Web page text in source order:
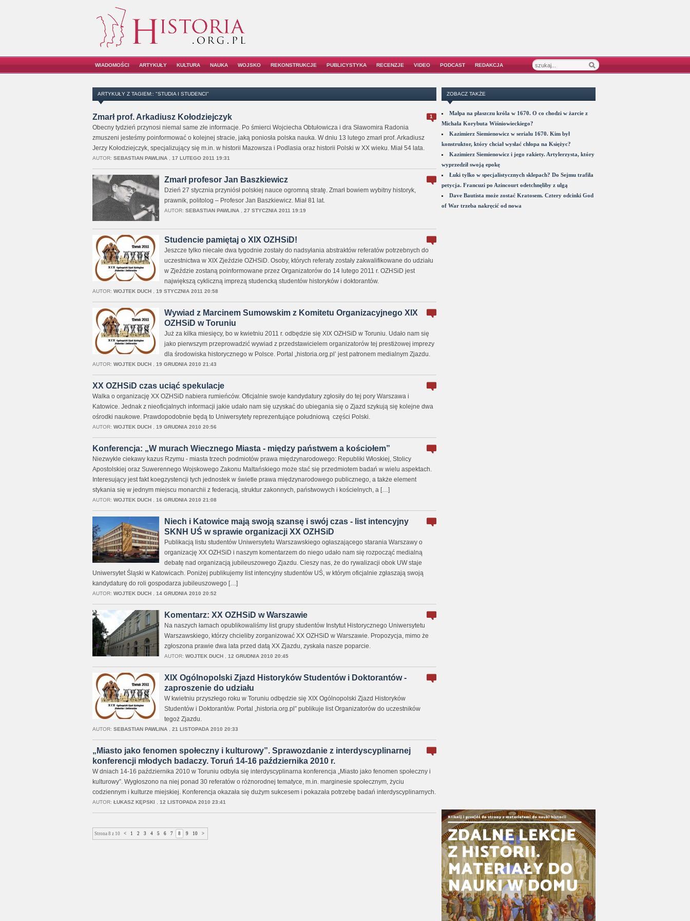
WIADOMOŚCI ARTYKUŁY KULTURA NAUKA WOJSKO REKONSTRUKCJE PUBLICYSTYKA RECENZJE VIDEO PODCAST REDAKCJA
ARTYKUŁY Z TAGIEM:: "STUDIA I STUDENCI"
1
Zmarł prof. Arkadiusz Kołodziejczyk
Obecny tydzień przynosi niemal same złe informacje. Po śmierci Wojciecha Obtułowicza i dra Sławomira Radonia
zmuszeni jesteśmy poinformować o kolejnej stracie, jaką poniosła polska nauka. W dniu 13 lutego zmarł prof. Arkadiusz
Jerzy Kołodziejczyk, specjalizujący się m.in. w historii Mazowsza i Podlasia oraz historii Polski w XX wieku. Miał 54 lata.
AUTOR: SEBASTIAN PAWLINA, 17 LUTEGO 2011 19:31
Zmarł profesor Jan Baszkiewicz
Dzień 27 stycznia przyniósł polskiej nauce ogromną stratę. Zmarł bowiem wybitny historyk,
prawnik, politolog – Profesor Jan Baszkiewicz. Miał 81 lat.
AUTOR: SEBASTIAN PAWLINA, 27 STYCZNIA 2011 19:19
Studencie pamiętaj o XIX OZHSiD!
Jeszcze tylko niecałe dwa tygodnie zostały do nadsyłania abstraktów referatów potrzebnych do
uczestnictwa w XIX Zjeździe OZHSiD. Osoby, których referaty zostały zakwalifikowane do udziału
w Zjeździe zostaną poinformowane przez Organizatorów do 14 lutego 2011 r. OZHSiD jest
największą cykliczną imprezą studencką studentów historyków i doktorantów.
AUTOR: WOJTEK DUCH, 19 STYCZNIA 2011 20:58
Wywiad z Marcinem Sumowskim z Komitetu Organizacyjnego XIX
OZHSiD w Toruniu
Już za kilka miesięcy, bo w kwietniu 2011 r. odbędzie się XIX OZHSiD w Toruniu. Udało nam się
jako pierwszym przeprowadzić wywiad z przedstawicielem organizatorów tej prestiżowej imprezy
dla środowiska historycznego w Polsce. Portal „historia.org.pl’ jest patronem medialnym Zjazdu.
AUTOR: WOJTEK DUCH, 19 GRUDNIA 2010 21:43
XX OZHSiD czas uciąć spekulacje
Walka o organizację XX OZHSiD nabiera rumieńców. Oficjalnie swoje kandydatury zgłosiły do tej pory Warszawa i
Katowice. Jednak z nieoficjalnych informacji jakie udało nam się uzyskać do ubiegania się o Zjazd szykują się kolejne dwa
ośrodki naukowe. Prawdopodobnie będą to Uniwersytety reprezentujące południową części Polski.
AUTOR: WOJTEK DUCH, 19 GRUDNIA 2010 20:56
Konferencja: „W murach Wiecznego Miasta - między państwem a kościołem”
Niezwykle ciekawy kazus Rzymu - miasta trzech podmiotów prawa międzynarodowego: Republiki Włoskiej, Stolicy
Apostolskiej oraz Suwerennego Wojskowego Zakonu Maltańskiego może stać się przedmiotem badań w wielu aspektach.
Interesujący jest fakt koegzystencji tych jednostek w świetle prawa międzynarodowego publicznego, a także element
stykania się w jednym miejscu monarchii z federacją, struktur zakonnych, państwowych i kościelnych, a […]
AUTOR: WOJTEK DUCH, 16 GRUDNIA 2010 21:08
Niech i Katowice mają swoją szansę i swój czas - list intencyjny
SKNH UŚ w sprawie organizacji XX OZHSiD
Publikacją listu studentów Uniwersytetu Warszawskiego ogłaszającego starania Warszawy o
organizację XX OZHSiD i naszym komentarzem do niego udało nam się rozpocząć medialną
debatę nad organizacją jubileuszowego Zjazdu. Cieszy nas, że do rywalizacji obok UW staje
Uniwersytet Śląski w Katowicach. Poniżej publikujemy list intencyjny studentów UŚ, w którym oficjalnie zgłaszają swoją
kandydaturę do roli gospodarza jubileuszowego […]
AUTOR: WOJTEK DUCH, 14 GRUDNIA 2010 20:52
Komentarz: XX OZHSiD w Warszawie
Na naszych łamach opublikowaliśmy list grupy studentów Instytut Historycznego Uniwersytetu
Warszawskiego, którzy chcieliby zorganizować XX OZHSiD w Warszawie. Propozycja, mimo że
zgłoszona prawie dwa lata przed datą XX Zjazdu, zyskała nasze poparcie.
AUTOR: WOJTEK DUCH, 12 GRUDNIA 2010 20:45
XIX Ogólnopolski Zjazd Historyków Studentów i Doktorantów -
zaproszenie do udziału
W kwietniu przyszłego roku w Toruniu odbędzie się XIX Ogólnopolski Zjazd Historyków
Studentów i Doktorantów. Portal „historia.org.pl” publikuje list Organizatorów do uczestników
tegoż Zjazdu.
AUTOR: SEBASTIAN PAWLINA, 21 LISTOPADA 2010 20:33
„Miasto jako fenomen społeczny i kulturowy”. Sprawozdanie z interdyscyplinarnej
konferencji młodych badaczy. Toruń 14-16 października 2010 r.
W dniach 14-16 października 2010 w Toruniu odbyła się interdyscyplinarna konferencja „Miasto jako fenomen społeczny i
kulturowy”. Wygłoszono na niej ponad 30 referatów o różnorodnej tematyce, m.in. marginesie społecznym, życiu
codziennym i kulturze miejskiej. Konferencja okazała się dużym sukcesem i pokazała potrzebę badań interdyscyplinarnych.
AUTOR: ŁUKASZ KĘPSKI 12 LISTOPADA 2010 23:41
Strona 8 z 10 < 1 2 3 4 5 6 7 8 9 10 >
ZOBACZ TAKŻE
Małpa na płaszczu króla w 1670. O co chodzi w żarcie z
Michała Korybuta Wiśniowieckiego?
Kazimierz Siemienowicz w serialu 1670. Kim był
konstruktor, który chciał wysłać chłopa na Księżyc?
Kazimierz Siemienowicz i jego rakiety. Artylerzysta, który
wyprzedził swoją epokę
Łuki tylko w specjalistycznych sklepach? Do Sejmu trafiła
petycja. Francuzi po Azincourt odetchnęliby z ulgą
Dave Bautista może zostać Kratosem. Cztery odcinki God
of War trzeba nakręcić od nowa